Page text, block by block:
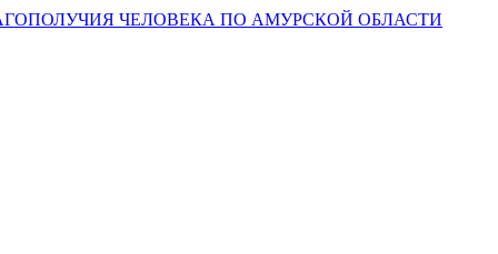
ЧЕЛОВЕКА ПО АМУРСКОЙ ОБЛАСТИ